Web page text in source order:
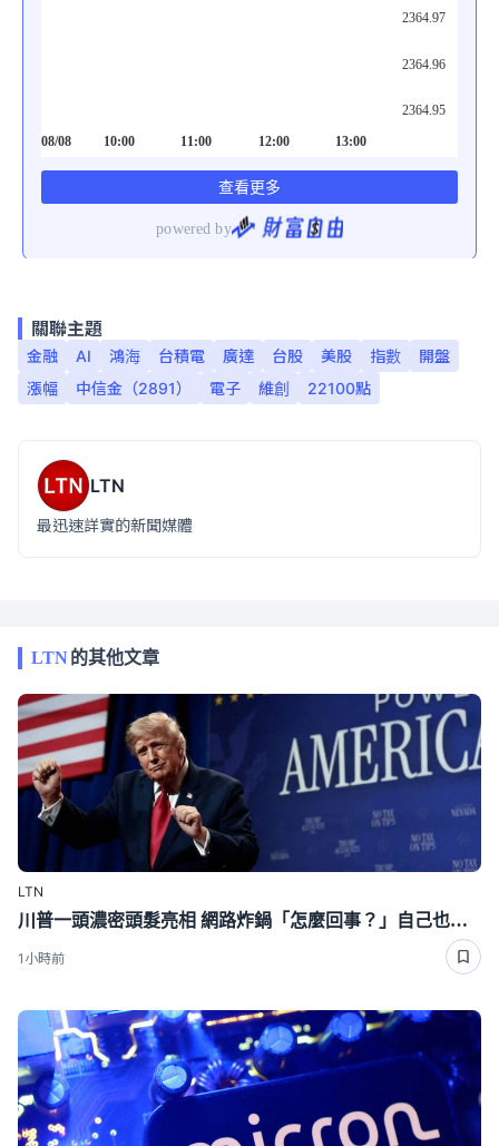
關聯主題
金融 AI 鴻海 台積電 廣達 台股 美股 指數
開盤
漲幅
中信金（2891） 電子 維創 22100點
LTN
最迅速詳實的新聞媒體
LTN的其他文章
LTN
川普一頭濃密頭髮亮相 網路炸鍋「怎麼回事？」自己也承認敏感話題
1小時前